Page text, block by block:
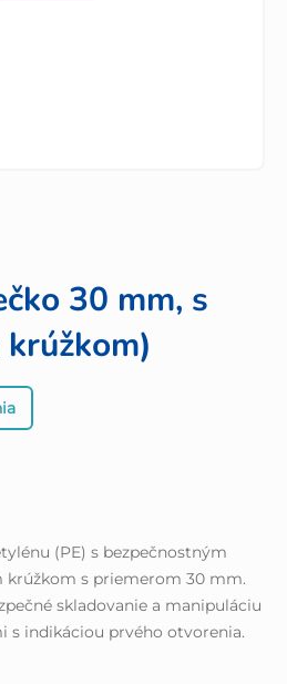
30 mm, s
(PE) s bezpečnostným
krúžkom s priemerom 30 mm.
skladovanie a manipuláciu
s indikáciou prvého otvorenia.